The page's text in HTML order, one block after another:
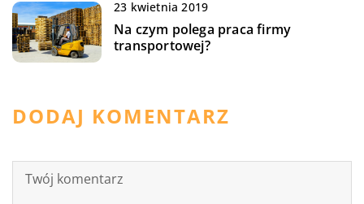
23 kwietnia 2019
Na czym polega praca firmy
transportowej?
DODAJ KOMENTARZ